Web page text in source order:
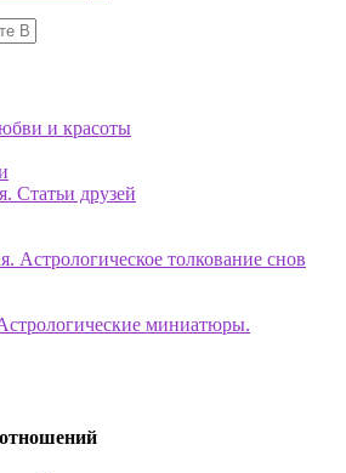
и красоты
Статьи друзей
Астрологическое толкование снов
миниатюры.